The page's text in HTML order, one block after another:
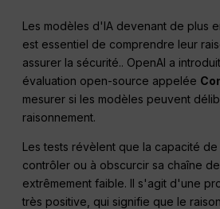
Les modèles d'IA devenant de plus
est essentiel de comprendre leur
assurer la sécurité.. OpenAI a
évaluation open-source appelée
mesurer si les modèles peuvent
raisonnement.
Les tests révèlent que la capacité de
contrôler ou à obscurcir sa chaîne
extrêmement faible. Il s'agit d'une
très positive, qui signifie que le